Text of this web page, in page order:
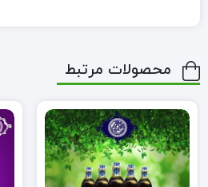
محصولات مرتبط